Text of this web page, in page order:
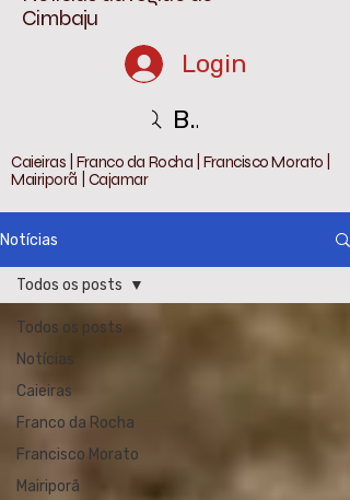
Cimbaju
Login
Buscar
Caieiras | Franco da Rocha | Francisco Morato |
Mairiporã | Cajamar
Notícias
Todos os posts
Notícias
Caieiras
Franco da Rocha
Francisco Morato
Mairiporã
Todos os posts